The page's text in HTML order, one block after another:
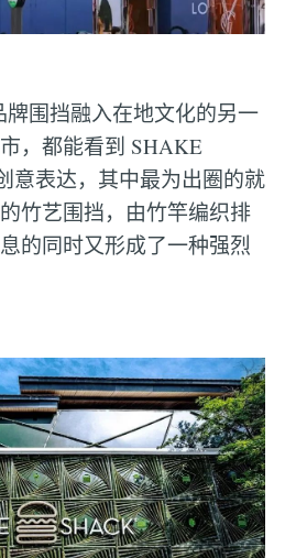
围挡融入在地文化的另一
，都能看到 SHAKE
意表达，其中最为出圈的就
竹艺围挡，由竹竿编织排
的同时又形成了一种强烈